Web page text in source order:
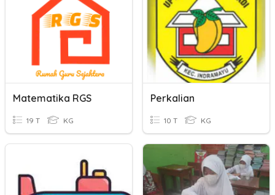
Matematika RGS
19 T KG
Perkalian
10 T KG